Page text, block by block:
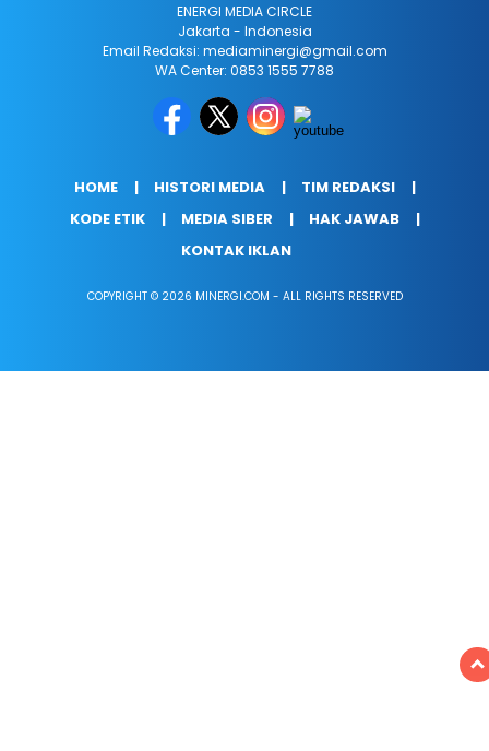
ENERGI MEDIA CIRCLE
Jakarta - Indonesia
Email Redaksi: mediaminergi@gmail.com
WA Center: 0853 1555 7788
HOME HISTORI MEDIA
TIM REDAKSI
KODE ETIK
MEDIA SIBER
HAK JAWAB
KONTAK IKLAN
COPYRIGHT © 2026 MINERGI.COM - ALL RIGHTS RESERVED